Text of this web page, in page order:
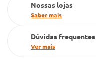
Nossas lojas
Saber mais
Dúvidas frequentes
Ver mais